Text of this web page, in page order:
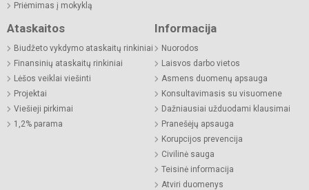
Priėmimas į mokyklą
Ataskaitos
Biudžeto vykdymo ataskaitų rinkiniai
Finansinių ataskaitų rinkiniai
Lėšos veiklai viešinti
Projektai
Viešieji pirkimai
1,2% parama
Informacija
Nuorodos
Laisvos darbo vietos
Asmens duomenų apsauga
Konsultavimasis su visuomene
Dažniausiai užduodami klausimai
Pranešėjų apsauga
Korupcijos prevencija
Civilinė sauga
Teisinė informacija
Atviri duomenys